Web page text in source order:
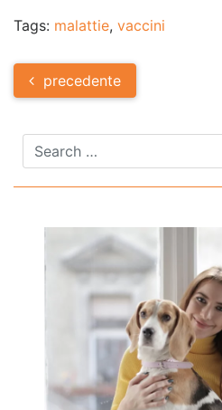
Tags: malattie, vaccini
Post
navigation
precedente